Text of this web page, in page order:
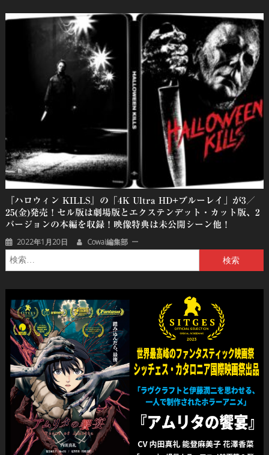
『ハロウィン KILLS』の「4K Ultra HD+ブルーレイ」が3／
25(金)発売！セル版は劇場版とエクステンデット・カット版、2
バージョンの本編を収録！映像特典は未公開シーン他！
2022年1月20日 Cowai編集部
索: